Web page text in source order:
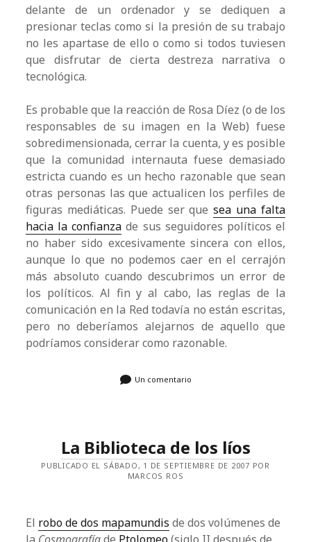
delante de un ordenador y se dediquen a
presionar teclas como si la presión de su trabajo
no les apartase de ello o como si todos tuviesen
que disfrutar de cierta destreza narrativa o
tecnológica.
Es probable que la reacción de Rosa Díez (o de los
responsables de su imagen en la Web) fuese
sobredimensionada, cerrar la cuenta, y es posible
que la comunidad internauta fuese demasiado
estricta cuando es un hecho razonable que sean
otras personas las que actualicen los perfiles de
figuras mediáticas. Puede ser quesea una falta
hacia la confianza de sus seguidores políticos el
no haber sido excesivamente sincera con ellos,
aunque lo que no podemos caer en el cerrajón
más absoluto cuando descubrimos un error de
los políticos. Al fin y al cabo, las reglas de la
comunicación en la Red todavía no están escritas,
pero no deberíamos alejarnos de aquello que
podríamos considerar como razonable.
Un comentario
La Biblioteca de los líos
PUBLICADO EL SÁBADO, 1 DE SEPTIEMBRE DE 2007 POR
MARCOS ROS
El robo de dos mapamundis de dos volúmenes de